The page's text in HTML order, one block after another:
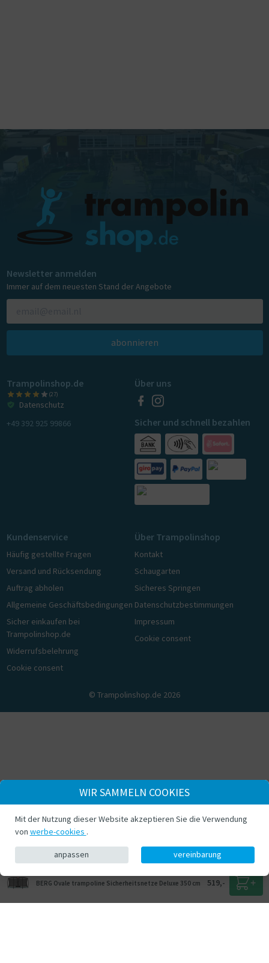
BERG Ovale trampoline Sicherheitsnetze Deluxe 350 cm 519,-
Newsletter anmelden
Immer auf dem neuesten Stand der Angebote
abonnieren
Trampolinshop.de
(27)
Datenschutz
+49 392 925 99866
Über uns
Sicher und schnell bezahlen
Kundenservice
Häufig gestellte Fragen
Versand und Rücksendung
Auftrag abholen
Allgemeine Geschäftsbedingungen
Sicher einkaufen bei
Trampolinshop.de
Widerrufsbelehrung
Cookie consent
Über Trampolinshop
Kontakt
Schaugarten
Sicheres Springen
Datenschutzbestimmungen
Impressum
Cookie consent
© Trampolinshop.de 2026
WIR SAMMELN COOKIES
Mit der Nutzung dieser Website akzeptieren Sie die Verwendung
von werbe-cookies .
anpassen vereinbarung